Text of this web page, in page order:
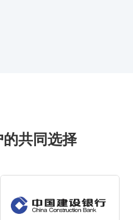
共同选择